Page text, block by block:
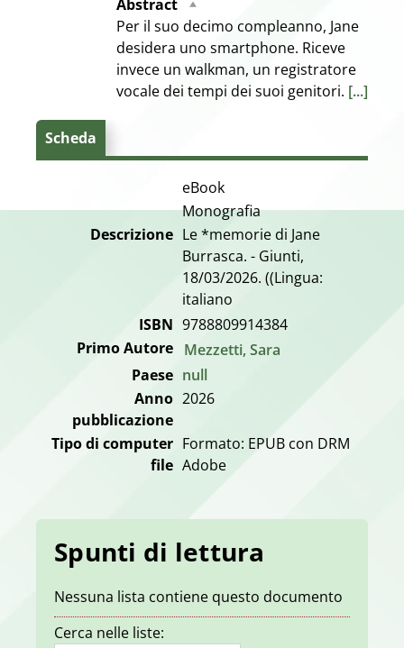
Abstract
Per il suo decimo compleanno, Jane
desidera uno smartphone. Riceve
invece un walkman, un registratore
vocale dei tempi dei suoi genitori. [...]
Scheda
eBook
Monografia
Descrizione Le *memorie di Jane
Burrasca. - Giunti,
18/03/2026. ((Lingua:
italiano
ISBN 9788809914384
Primo Autore Mezzetti, Sara
Paese null
Anno
pubblicazione
2026
Tipo di computer
file
Formato: EPUB con DRM
Adobe
Spunti di lettura
Nessuna lista contiene questo documento
Cerca nelle liste: